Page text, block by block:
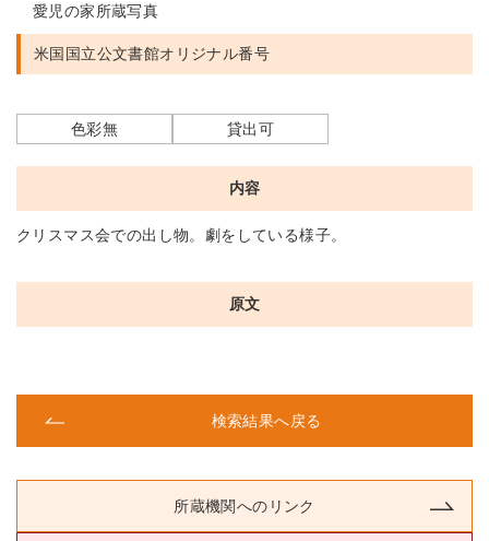
愛児の家所蔵写真
米国国立公文書館オリジナル番号
色彩無 貸出可
内容
クリスマス会での出し物。劇をしている様子。
原文
検索結果へ戻る
所蔵機関へのリンク